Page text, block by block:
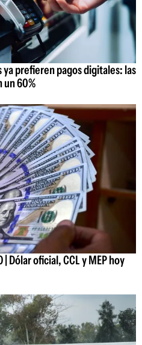
prefieren pagos digitales: las
un 60%
Dólar oficial, CCL y MEP hoy